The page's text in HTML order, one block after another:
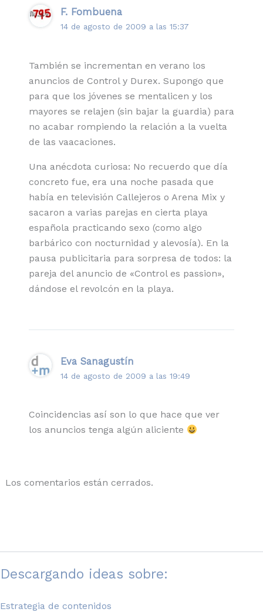
F. Fombuena
14 de agosto de 2009 a las 15:37
También se incrementan en verano los
anuncios de Control y Durex. Supongo que
para que los jóvenes se mentalicen y los
mayores se relajen (sin bajar la guardia) para
no acabar rompiendo la relación a la vuelta
de las vaacaciones.
Una anécdota curiosa: No recuerdo que día
concreto fue, era una noche pasada que
había en televisión Callejeros o Arena Mix y
sacaron a varias parejas en cierta playa
española practicando sexo (como algo
barbárico con nocturnidad y alevosía). En la
pausa publicitaria para sorpresa de todos: la
pareja del anuncio de «Control es passion»,
dándose el revolcón en la playa.
Eva Sanagustín
14 de agosto de 2009 a las 19:49
Coincidencias así son lo que hace que ver
los anuncios tenga algún aliciente
Los comentarios están cerrados.
Descargando ideas sobre:
Estrategia de contenidos